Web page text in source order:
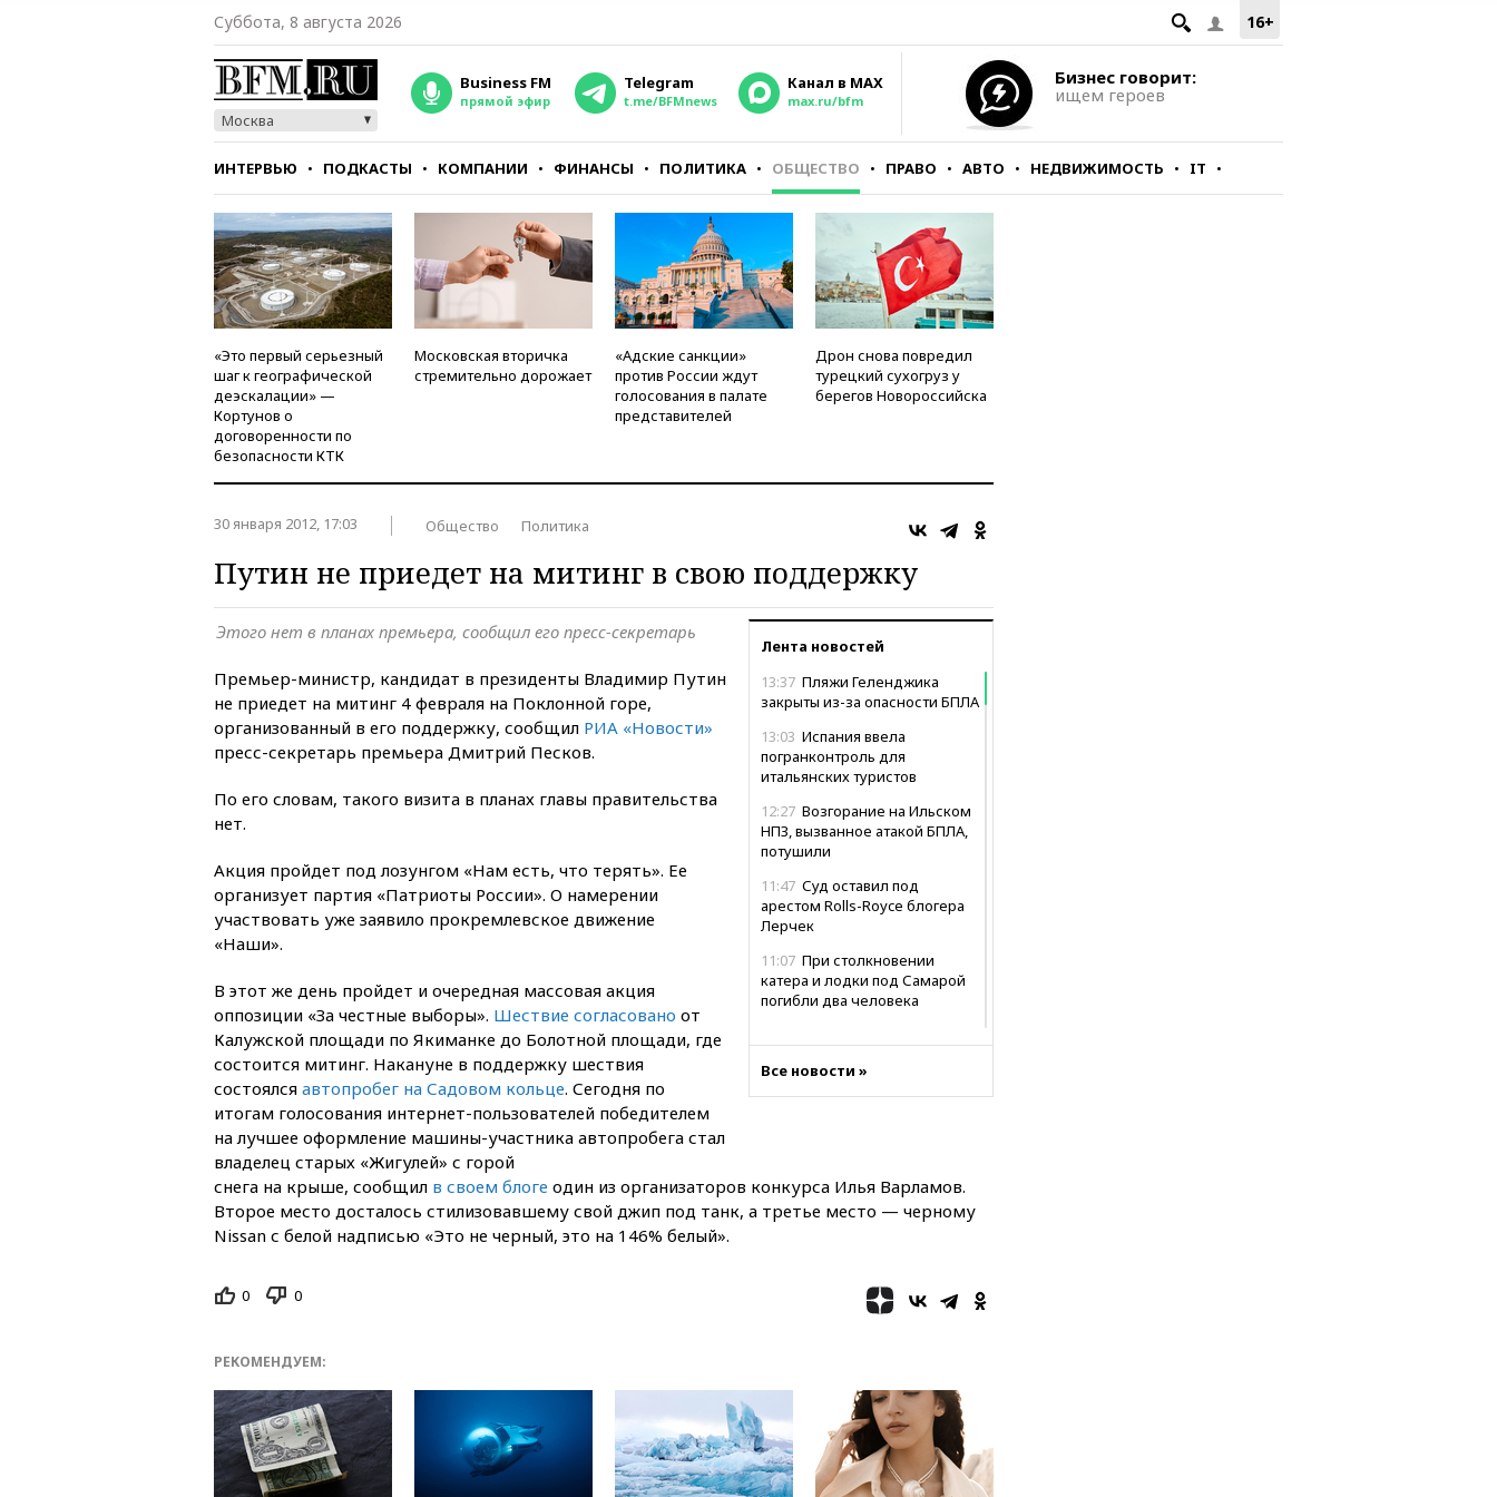
16+
Суббота, 8 августа 2026
Москва
Business FM
прямой эфир
Telegram
t.me/BFMnews
Канал в MAX
max.ru/bfm
Бизнес говорит:
ищем героев
ИНТЕРВЬЮ ПОДКАСТЫ КОМПАНИИ ФИНАНСЫ ПОЛИТИКА ОБЩЕСТВО ПРАВО АВТО НЕДВИЖИМОСТЬ IT
СТИЛЬ ТЕСТЫ
«Это первый серьезный
шаг к географической
деэскалации» —
Кортунов о
договоренности по
безопасности КТК
Московская вторичка
стремительно дорожает
«Адские санкции»
против России ждут
голосования в палате
представителей
Дрон снова повредил
турецкий сухогруз у
берегов Новороссийска
30 января 2012, 17:03 Общество Политика
Путин не приедет на митинг в свою поддержку
Лента новостей
13:37 Пляжи Геленджика
закрыты из-за опасности БПЛА
13:03 Испания ввела
погранконтроль для
итальянских туристов
12:27 Возгорание на Ильском
НПЗ, вызванное атакой БПЛА,
потушили
11:47 Суд оставил под
арестом Rolls-Royce блогера
Лерчек
11:07 При столкновении
катера и лодки под Самарой
погибли два человека
загорелся после падения
обломков дрона
Силы ПВО сбили почти
08:16
Лукашенко призвал
белорусов покупать избы в
селах
07:30
Нигерия стала
крупнейшим поставщиком
Все новости »
Этого нет в планах премьера, сообщил его пресс-секретарь
Премьер-министр, кандидат в президенты Владимир Путин
не приедет на митинг 4 февраля на Поклонной горе,
организованный в его поддержку, сообщил РИА «Новости»
пресс-секретарь премьера Дмитрий Песков.
По его словам, такого визита в планах главы правительства
нет.
Акция пройдет под лозунгом «Нам есть, что терять». Ее
организует партия «Патриоты России». О намерении
участвовать уже заявило прокремлевское движение
«Наши».
В этот же день пройдет и очередная массовая акция
оппозиции «За честные выборы». Шествие согласовано от
Калужской площади по Якиманке до Болотной площади, где
состоится митинг. Накануне в поддержку шествия
состоялся автопробег на Садовом кольце. Сегодня по
итогам голосования интернет-пользователей победителем
на лучшее оформление машины-участника автопробега стал
владелец старых «Жигулей» с горой
снега на крыше, сообщил в своем блоге один из организаторов конкурса Илья Варламов.
Второе место досталось стилизовавшему свой джип под танк, а третье место — черному
Nissan с белой надписью «Это не черный, это на 146% белый».
0 0
РЕКОМЕНДУЕМ: